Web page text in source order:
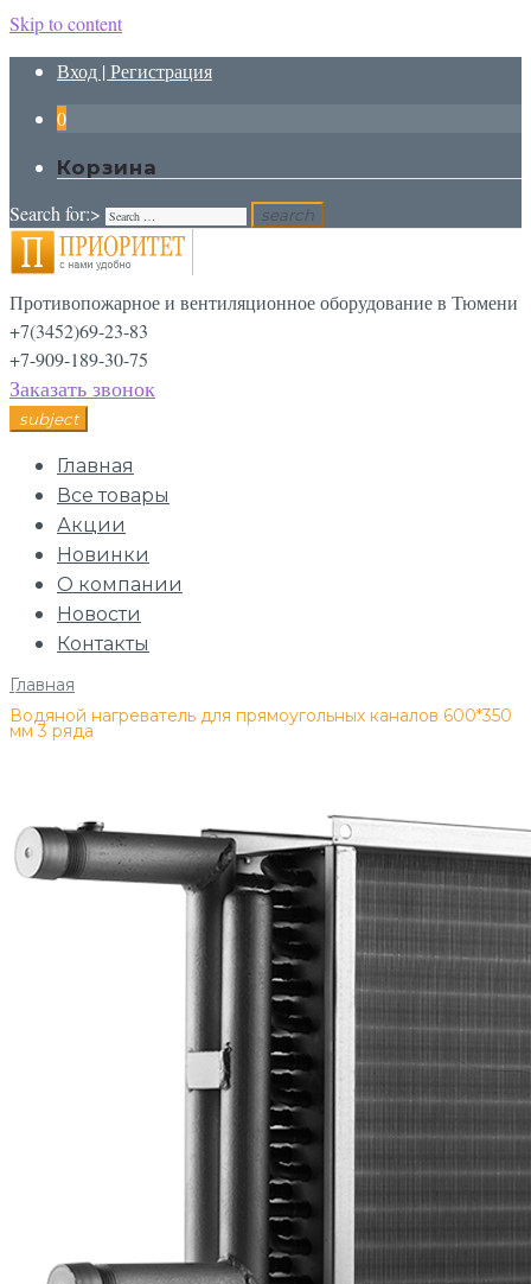
Skip to content
Вход | Регистрация
0
Корзина
Search for:> search
Противопожарное и вентиляционное оборудование в Тюмени
+7(3452)69-23-83
+7-909-189-30-75
Заказать звонок
subject
Главная
Все товары
Акции
Новинки
О компании
Новости
Контакты
Главная
/
Водяной нагреватель для прямоугольных каналов 600*350
мм 3 ряда